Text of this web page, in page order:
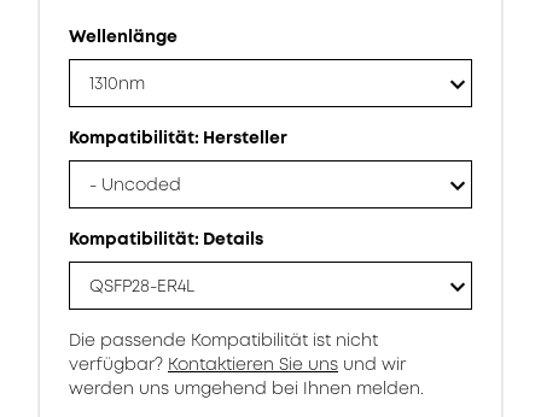
Wellenlänge
1310nm
Kompatibilität: Hersteller
- Uncoded
Kompatibilität: Details
QSFP28-ER4L
Die passende Kompatibilität ist nicht
verfügbar? Kontaktieren Sie uns und wir
werden uns umgehend bei Ihnen melden.